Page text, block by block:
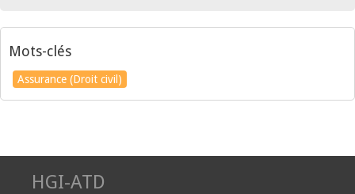
Mots-clés
Assurance (Droit civil)
HGI-ATD